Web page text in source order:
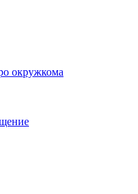
окружкома